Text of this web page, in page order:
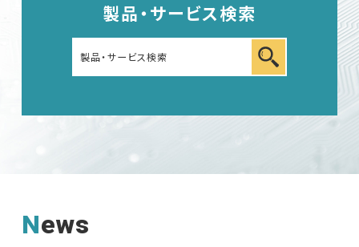
製品・サービス検索
News
車載用EMC試験器